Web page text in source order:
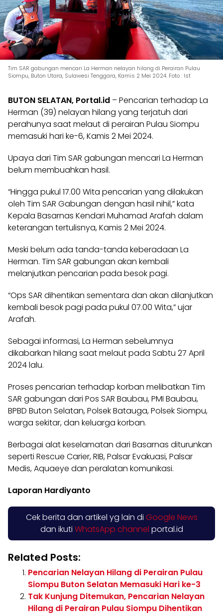
Tim SAR gabungan mencari La Herman nelayan hilang di Perairan Pulau
Siompu, Buton Utara, Sulawesi Tenggara, Kamis 2 Mei 2024. Foto : Ist
BUTON SELATAN, Portal.id – Pencarian terhadap La
Herman (39) nelayan hilang yang terjatuh dari
perahunya saat melaut di perairan Pulau Siompu
memasuki hari ke-6, Kamis 2 Mei 2024.
Upaya dari Tim SAR gabungan mencari La Herman
belum membuahkan hasil.
“Hingga pukul 17.00 Wita pencarian yang dilakukan
oleh Tim SAR Gabungan dengan hasil nihil,” kata
Kepala Basarnas Kendari Muhamad Arafah dalam
keterangan tertulisnya, Kamis 2 Mei 2024.
Meski belum ada tanda-tanda keberadaan La
Herman. Tim SAR gabungan akan kembali
melanjutkan pencarian pada besok pagi.
“Ops SAR dihentikan sementara dan akan dilanjutkan
kembali besok pagi pada pukul 07.00 Wita,” ujar
Arafah.
Sebagai informasi, La Herman sebelumnya
dikabarkan hilang saat melaut pada Sabtu 27 April
2024 lalu.
Proses pencarian terhadap korban melibatkan Tim
SAR gabungan dari Pos SAR Baubau, PMI Baubau,
BPBD Buton Selatan, Polsek Batauga, Polsek Siompu,
warga sekitar, dan keluarga korban.
Berbagai alat keselamatan dari Basarnas diturunkan
seperti Rescue Carier, RIB, Palsar Evakuasi, Palsar
Medis, Aquaeye dan peralatan komunikasi.
Laporan Hardiyanto
Cek berita dan artikel yg lain di Google News
dan ikuti WhatsApp channel portal.id
Related Posts:
Pencarian Nelayan Hilang di Perairan Pulau
Siompu Buton Selatan Memasuki Hari ke-3
Tak Kunjung Ditemukan, Pencarian Nelayan
Hilang di Perairan Pulau Siompu Dihentikan